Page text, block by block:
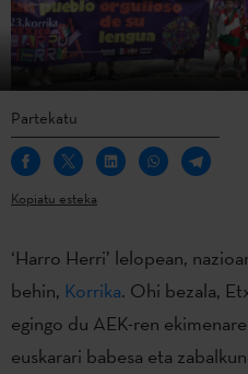
Partekatu
Kopiatu esteka
‘Harro Herri’ lelopean,
behin, Korrika. Ohi bezala,
egingo du AEK-ren
euskarari babesa eta